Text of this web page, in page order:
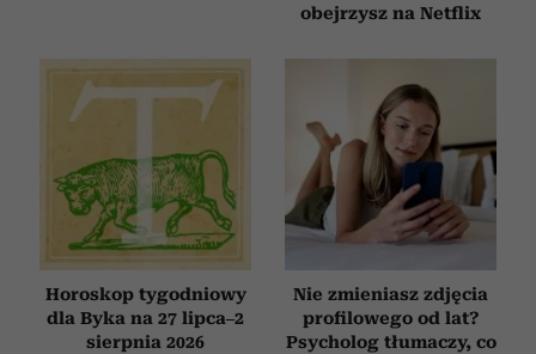
obejrzysz na Netflix
Horoskop tygodniowy
dla Byka na 27 lipca–2
sierpnia 2026
Nie zmieniasz zdjęcia
profilowego od lat?
Psycholog tłumaczy, co